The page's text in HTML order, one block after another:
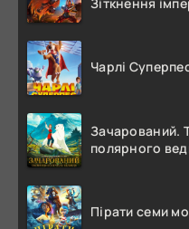
Чарлі
Зачарований.
полярного
Пірати семи